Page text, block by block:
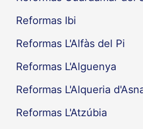
Reformas Ibi
Reformas L'Alfàs del Pi
Reformas L'Alguenya
Reformas L'Alqueria
Reformas L'Atzúbia